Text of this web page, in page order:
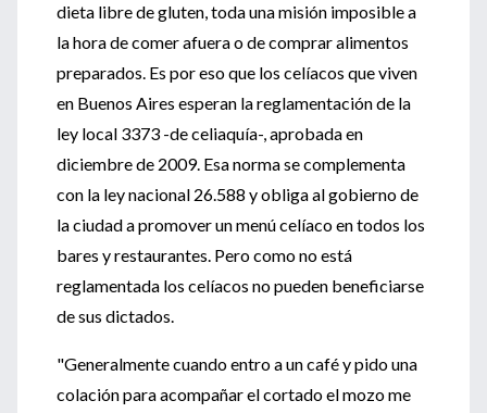
dieta libre de gluten, toda una misión imposible a
la hora de comer afuera o de comprar alimentos
preparados. Es por eso que los celíacos que viven
en Buenos Aires esperan la reglamentación de la
ley local 3373 -de celiaquía-, aprobada en
diciembre de 2009. Esa norma se complementa
con la ley nacional 26.588 y obliga al gobierno de
la ciudad a promover un menú celíaco en todos los
bares y restaurantes. Pero como no está
reglamentada los celíacos no pueden beneficiarse
de sus dictados.
"Generalmente cuando entro a un café y pido una
colación para acompañar el cortado el mozo me